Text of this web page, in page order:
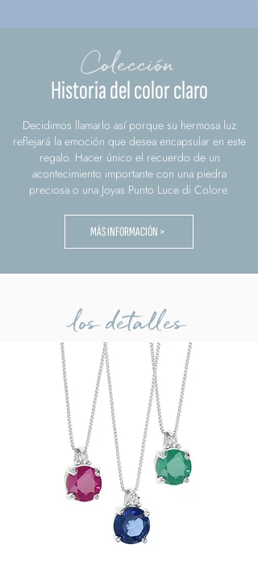
Colección
Historia del color claro
Decidimos llamarlo así porque su hermosa luz
reflejará la emoción que desea encapsular en este
regalo. Hacer único el recuerdo de un
acontecimiento importante con una piedra
preciosa o una Joyas Punto Luce di Colore.
MÁS INFORMACIÓN >
los detalles